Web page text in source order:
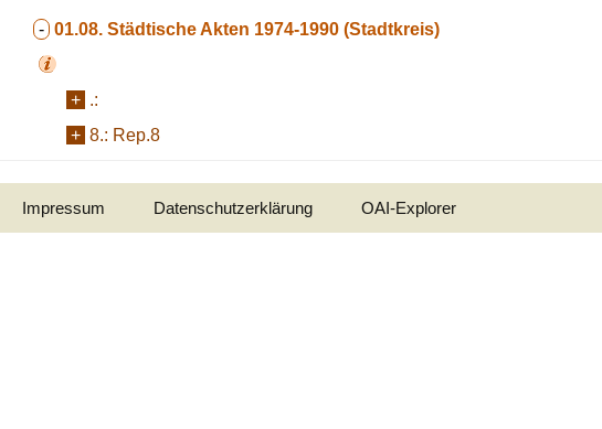
- 01.08. Städtische Akten 1974-1990 (Stadtkreis)
+ .:
+ 8.: Rep.8
Impressum Datenschutzerklärung OAI-Explorer